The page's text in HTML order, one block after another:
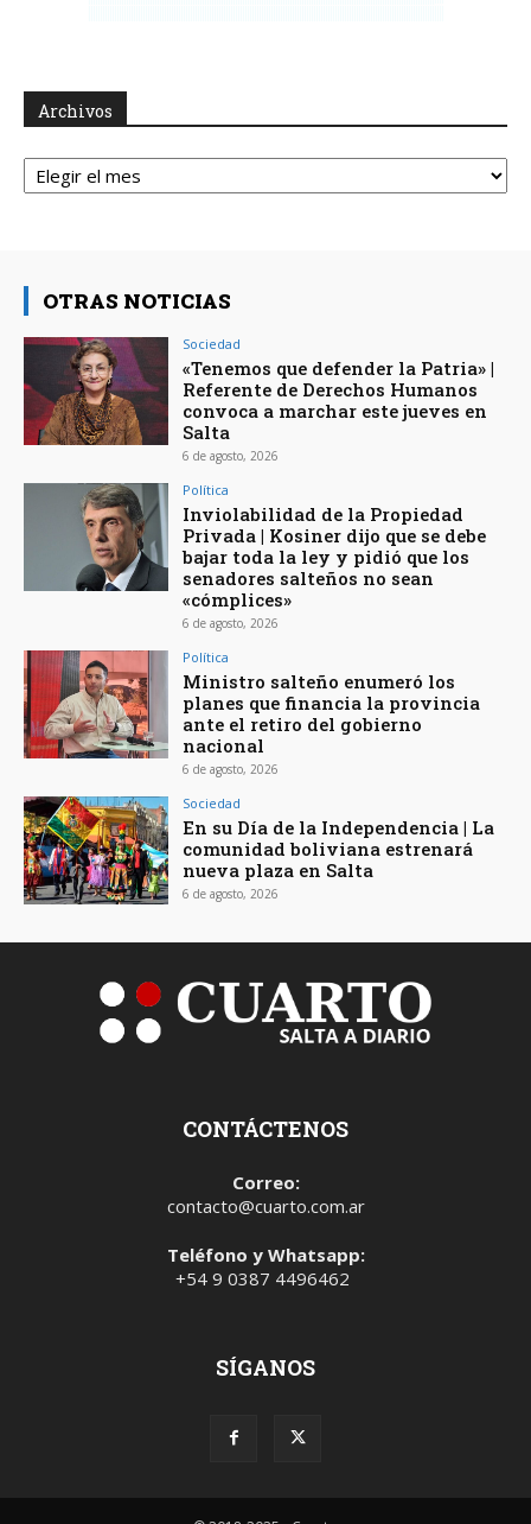
Archivos
Archivos
OTRAS NOTICIAS
Sociedad
«Tenemos que defender la Patria» |
Referente de Derechos Humanos
convoca a marchar este jueves en
Salta
6 de agosto, 2026
Política
Inviolabilidad de la Propiedad
Privada | Kosiner dijo que se debe
bajar toda la ley y pidió que los
senadores salteños no sean
«cómplices»
6 de agosto, 2026
Política
Ministro salteño enumeró los
planes que financia la provincia
ante el retiro del gobierno
nacional
6 de agosto, 2026
Sociedad
En su Día de la Independencia | La
comunidad boliviana estrenará
nueva plaza en Salta
6 de agosto, 2026
CONTÁCTENOS
Correo:
contacto@cuarto.com.ar
Teléfono y Whatsapp:
+54 9 0387 4496462
SÍGANOS